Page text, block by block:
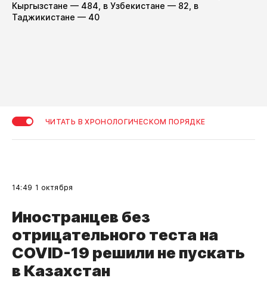
Кыргызстане — 484, в Узбекистане — 82, в
Таджикистане — 40
ЧИТАТЬ В ХРОНОЛОГИЧЕСКОМ ПОРЯДКЕ
14:49 1 октября
Иностранцев без
отрицательного теста на
СOVID-19 решили не пускать
в Казахстан